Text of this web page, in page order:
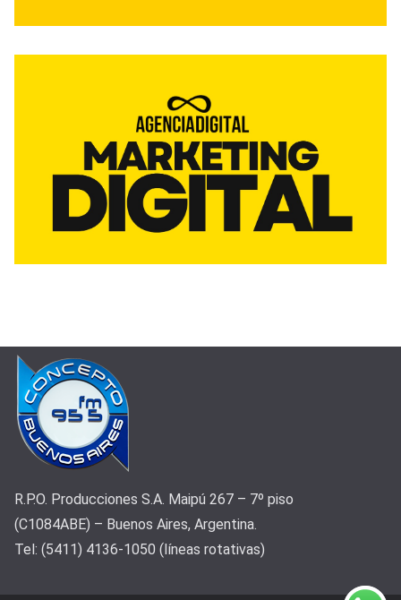
R.P.O. Producciones S.A. Maipú 267 – 7º piso
(C1084ABE) – Buenos Aires, Argentina.
Tel: (5411) 4136-1050 (líneas rotativas)